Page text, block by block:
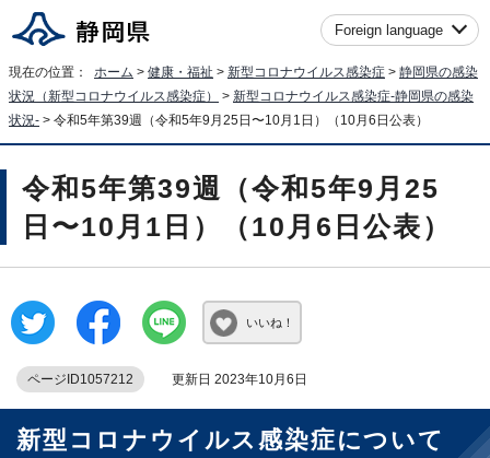
Foreign language
現在の位置： ホーム > 健康・福祉 > 新型コロナウイルス感染症 > 静岡県の感染
状況（新型コロナウイルス感染症）
> 新型コロナウイルス感染症-静岡県の感染
状況- > 令和5年第39週（令和5年9月25日〜10月1日）（10月6日公表）
令和5年第39週（令和5年9月25
日〜10月1日）（10月6日公表）
いいね！
ページID1057212 更新日 2023年10月6日
新型コロナウイルス感染症について